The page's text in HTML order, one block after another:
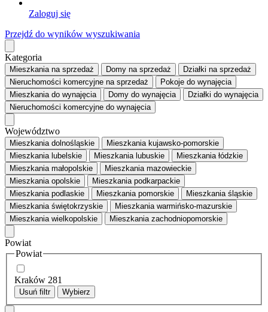
Zaloguj się
Przejdź do wyników wyszukiwania
Kategoria
Mieszkaniana sprzedaż Domy na sprzedaż Działki na sprzedaż
Nieruchomości komercyjne na sprzedaż Pokoje do wynajęcia
Mieszkaniado wynajęcia Domy do wynajęcia Działki do wynajęcia
Nieruchomości komercyjne do wynajęcia
Województwo
Mieszkania dolnośląskie
Mieszkania kujawsko-pomorskie
Mieszkania lubelskie
Mieszkania lubuskie
Mieszkania łódzkie
Mieszkania małopolskie
Mieszkania mazowieckie
Mieszkania opolskie
Mieszkania podkarpackie
Mieszkania podlaskie
Mieszkania pomorskie
Mieszkania śląskie
Mieszkania świętokrzyskie
Mieszkania warmińsko-mazurskie
Mieszkania wielkopolskie
Mieszkania zachodniopomorskie
Powiat
Powiat
Kraków 281
Usuń filtr Wybierz